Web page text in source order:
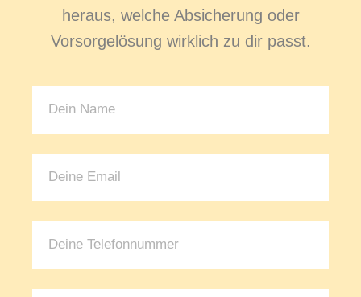
heraus, welche Absicherung oder
Vorsorgelösung wirklich zu dir passt.